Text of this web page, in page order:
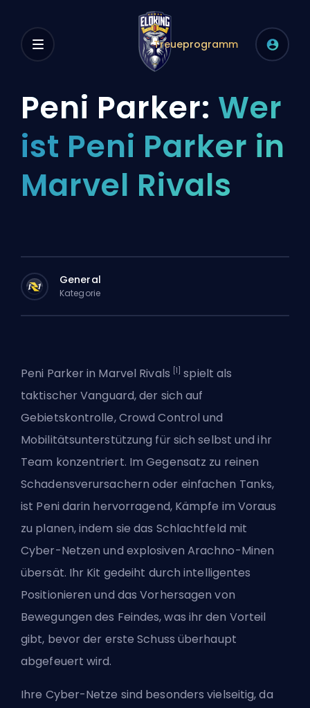
Treueprogramm
Peni Parker: Wer
ist Peni Parker in
Marvel Rivals
General
Kategorie
Peni Parker in Marvel Rivals [1] spielt als
taktischerVanguard, der sich auf
Gebietskontrolle, Crowd Control und
Mobilitätsunterstützung für sich selbst und ihr
Team konzentriert. Im Gegensatz zu reinen
Schadensverursachern oder einfachen Tanks,
ist Peni darin hervorragend, Kämpfe im Voraus
zu planen, indem sie das Schlachtfeld mit
Cyber-Netzen und explosiven Arachno-Minen
übersät. Ihr Kit gedeiht durch intelligentes
Positionieren und das Vorhersagen von
Bewegungen des Feindes, was ihr den Vorteil
gibt, bevor der erste Schuss überhaupt
abgefeuert wird.
Ihre Cyber-Netze sind besonders vielseitig, da